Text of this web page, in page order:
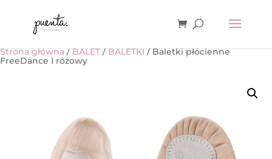
Strona główna/BALET/BALETKI/ Baletki płócienne
FreeDance I różowy